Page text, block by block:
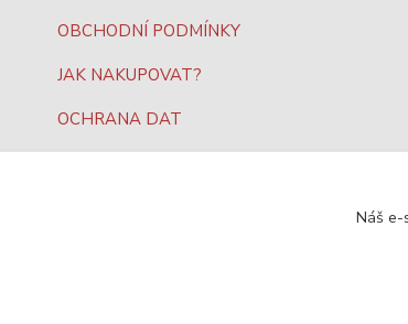
OBCHODNÍ PODMÍNKY
JAK NAKUPOVAT?
OCHRANA DAT
Náš e-